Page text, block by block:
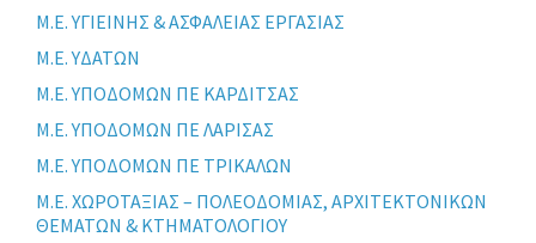
Μ.Ε. ΥΓΙΕΙΝΗΣ & ΑΣΦΑΛΕΙΑΣ ΕΡΓΑΣΙΑΣ
Μ.Ε. ΥΔΑΤΩΝ
Μ.Ε. ΥΠΟΔΟΜΩΝ ΠΕ ΚΑΡΔΙΤΣΑΣ
Μ.Ε. ΥΠΟΔΟΜΩΝ ΠΕ ΛΑΡΙΣΑΣ
Μ.Ε. ΥΠΟΔΟΜΩΝ ΠΕ ΤΡΙΚΑΛΩΝ
Μ.Ε. ΧΩΡΟΤΑΞΙΑΣ – ΠΟΛΕΟΔΟΜΙΑΣ, ΑΡΧΙΤΕΚΤΟΝΙΚΩΝ
ΘΕΜΑΤΩΝ & ΚΤΗΜΑΤΟΛΟΓΙΟΥ